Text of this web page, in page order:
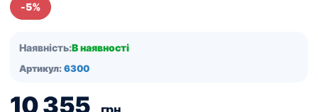
-5%
Наявність:В наявності
Артикул: 6300
Оригінальна
10 355
Поточна